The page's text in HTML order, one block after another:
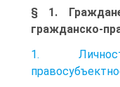
§ 1.
гражданско-
1.